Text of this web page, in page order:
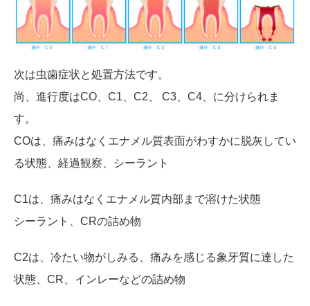
次は虫歯症状と処置方法です。
尚、進行度はCO、C1、C2、 C3、C4、に分けられま
す。
COは、痛みはなくエナメル質表面がわすかに脱灰してい
る状態、経過観察、シーラント
C1は、痛みはなくエナメル質内部まで溶けた状態
シーラント、CRの詰め物
C2は、冷たい物がしみる、痛みを感じる象牙質に達した
状態、CR、インレーなどの詰め物